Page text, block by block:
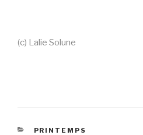
(c) Lalie Solune
CATÉGORIES
PRINTEMPS